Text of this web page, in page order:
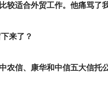
适合外贸工作。他痛骂了
来了？
农信、康华和中信五大信托